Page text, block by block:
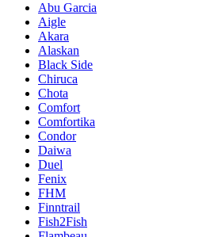
Abu Garcia
Aigle
Akara
Alaskan
Black Side
Chiruca
Chota
Comfort
Comfortika
Condor
Daiwa
Duel
Fenix
FHM
Finntrail
Fish2Fish